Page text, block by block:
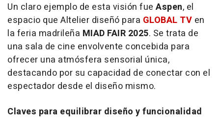
Un claro ejemplo de esta visión fue Aspen, el
espacio que Altelier diseñó para GLOBAL TV en
la feria madrileña MIAD FAIR 2025. Se trata de
una sala de cine envolvente concebida para
ofrecer una atmósfera sensorial única,
destacando por su capacidad de conectar con el
espectador desde el diseño mismo.
Claves para equilibrar diseño y funcionalidad